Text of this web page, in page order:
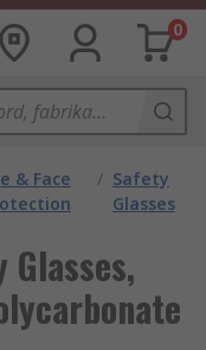
0
& Face
/ Safety
Glasses
Glasses,